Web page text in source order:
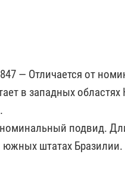
— Отличается от
в западных
подвид.
штатах Бразилии.